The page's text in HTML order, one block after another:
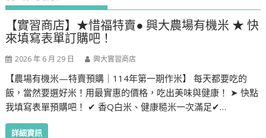
【實習商店】★惜福特賣● 興大農場有機米 ★ 快
來填寫表單訂購吧！
2026 年 6 月 29 日 興大實習商店
【農場有機米—特賣預購｜114年第一期作米】 每天都要吃的
飯，當然要選好米！用最實惠的價格，吃出美味與健康！ ➤ 快點
我填寫表單預購吧！ ✔ 香Q白米、健康糙米一次滿足✔…
詳細資訊